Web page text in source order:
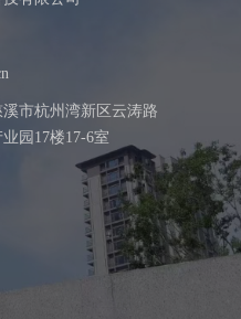
市杭州湾新区云涛路
园17楼17-6室